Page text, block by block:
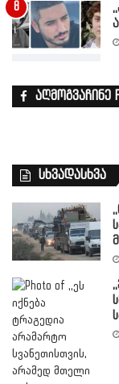
აღმოგვაჩინე
სხვადასხვა